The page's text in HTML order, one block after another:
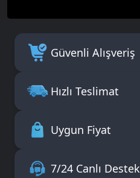
Güvenli Alışveriş
Hızlı Teslimat
Uygun Fiyat
7/24 Canlı Destek